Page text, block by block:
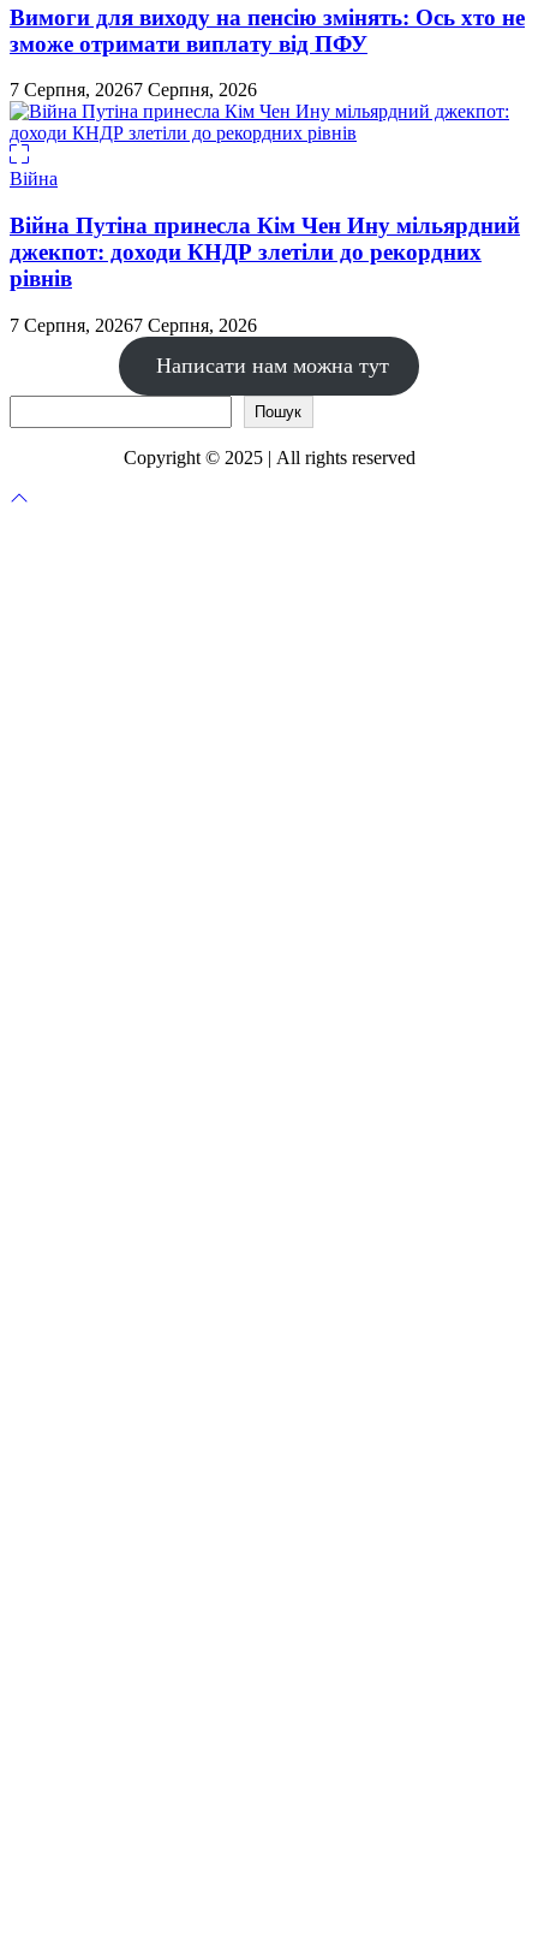
Вимоги для виходу на пенсію змінять: Ось хто не
зможе отримати виплату від ПФУ
7 Серпня, 20267 Серпня, 2026
Війна
Війна Путіна принесла Кім Чен Ину мільярдний
джекпот: доходи КНДР злетіли до рекордних
рівнів
7 Серпня, 20267 Серпня, 2026
Написати нам можна тут
Пошук
Copyright © 2025 | All rights reserved
Прокрутка